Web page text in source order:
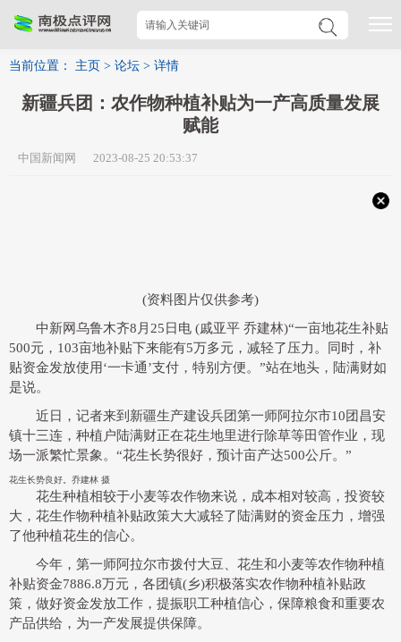
当前位置： 主页 > 论坛 > 详情
新疆兵团：农作物种植补贴为一产高质量发展
赋能
中国新闻网 2023-08-25 20:53:37
(资料图片仅供参考)
中新网乌鲁木齐8月25日电 (戚亚平 乔建林)“一亩地花生补贴
500元，103亩地补贴下来能有5万多元，减轻了压力。同时，补
贴资金发放使用‘一卡通’支付，特别方便。”站在地头，陆满财如
是说。
近日，记者来到新疆生产建设兵团第一师阿拉尔市10团昌安
镇十三连，种植户陆满财正在花生地里进行除草等田管作业，现
场一派繁忙景象。“花生长势很好，预计亩产达500公斤。”
花生长势良好。乔建林 摄
花生种植相较于小麦等农作物来说，成本相对较高，投资较
大，花生作物种植补贴政策大大减轻了陆满财的资金压力，增强
了他种植花生的信心。
今年，第一师阿拉尔市拨付大豆、花生和小麦等农作物种植
补贴资金7886.8万元，各团镇(乡)积极落实农作物种植补贴政
策，做好资金发放工作，提振职工种植信心，保障粮食和重要农
产品供给，为一产发展提供保障。